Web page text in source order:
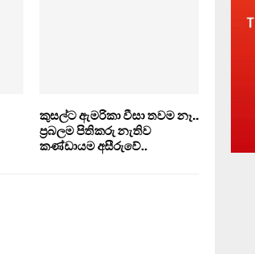
කුසල්ට ඇමරිකා වීසා තවම නෑ..
ප‍්‍රබලම පිතිකරු නැතිව
කණ්ඩායම අසීරුවේ..